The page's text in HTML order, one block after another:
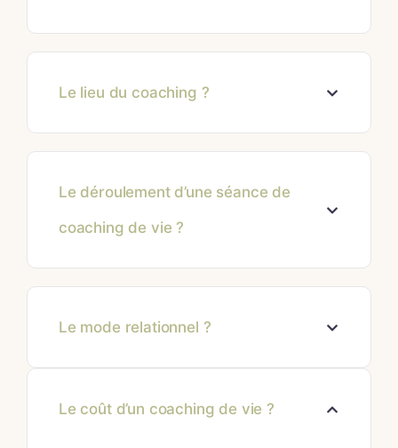
Le lieu du coaching ?
Le déroulement d’une séance de
coaching de vie ?
Le mode relationnel ?
Le coût d’un coaching de vie ?